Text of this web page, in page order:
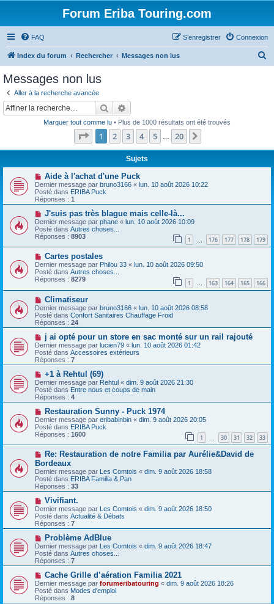
Forum Eriba Touring.com
FAQ Connexion
S’enregistrer
Index du forum Rechercher Messages non lus
Messages non lus
Aller à la recherche avancée
Rechercher
Marquer tout comme lu • Plus de 1000 résultats ont été trouvés
Page 1sur20
1 2 3 4 5 20
Sujets
N
o
u
v
e
u
m
e
s
s
a
g
e
Aide à l'achat d'une Puck
Dernier message par bruno3166 « lun. 10 août 2026 10:22
Posté dans ERIBA Puck
Réponses : 1
N
o
u
v
e
a
u
m
e
s
s
a
g
e
J'suis pas très blague mais celle-là...
Dernier message par phane « lun. 10 août 2026 10:09
Posté dans Autres choses...
Réponses : 8903 1 176 177 178 179
N
o
u
v
e
a
u
m
e
s
s
a
g
e
Cartes postales
Dernier message par Philou 33 « lun. 10 août 2026 09:50
Posté dans Autres choses...
Réponses : 8279 1 … 163 164 165 166
N
o
u
v
e
a
u
m
e
s
g
e
Climatiseur
Dernier message par bruno3166 « lun. 10 août 2026 08:58
Posté dans Confort Sanitaires Chauffage Froid
Réponses : 24
N
o
u
v
e
m
e
s
s
a
g
e
j ai opté pour un store en sac monté sur un rail rajouté
Dernier message par lucien79 « lun. 10 août 2026 01:42
Posté dans Accessoires extérieurs
Réponses : 7
N
o
u
v
e
a
u
m
e
s
s
a
g
e
+1 à Rehtul (69)
Dernier message par Rehtul « dim. 9 août 2026 21:30
Posté dans Entre nous et coups de main
Réponses : 4
N
o
u
v
e
a
m
e
s
s
a
g
Restauration Sunny - Puck 1974
Dernier message par eribabinbin « dim. 9 août 2026 20:05
Posté dans ERIBA Puck
Réponses : 1600 1 30 31 32 33
N
o
u
v
e
a
u
m
e
s
s
a
g
e
Re: Restauration de notre Familia par Aurélie&David de
Bordeaux
Dernier message par Les Comtois « dim. 9 août 2026 18:58
Posté dans ERIBA Familia & Pan
Réponses : 33
N
o
u
v
e
a
u
m
e
s
s
g
e
Vivifiant.
Dernier message par Les Comtois « dim. 9 août 2026 18:50
Posté dans Actualité & Débats
Réponses : 7
N
o
u
v
e
a
u
m
e
s
Problème AdBlue
Dernier message par Les Comtois « dim. 9 août 2026 18:47
Posté dans Autres choses...
Réponses : 7
N
o
u
v
Cache Grille d’aération Familia 2021
Dernier message par forumeribatouring « dim. 9 août 2026 18:26
Posté dans Modes d'emploi
Réponses : 8